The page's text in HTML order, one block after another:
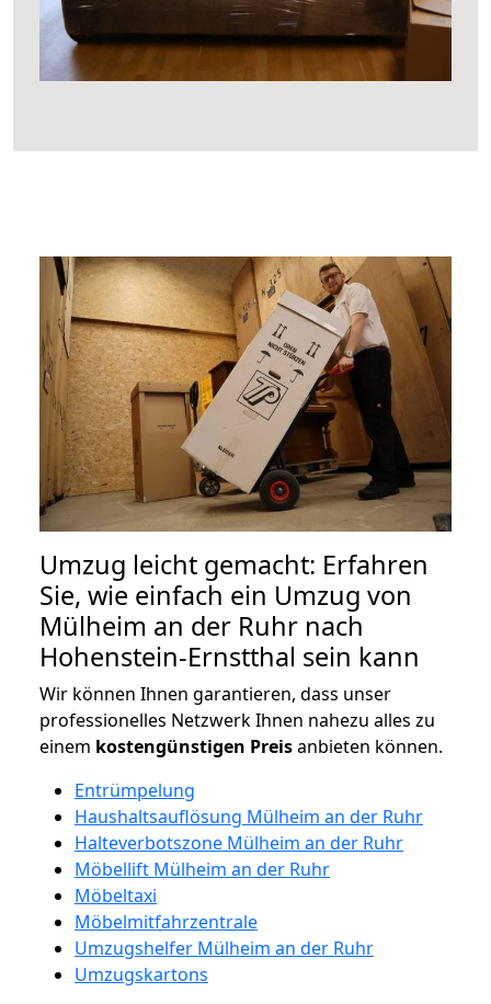
Umzug leicht gemacht: Erfahren
Sie, wie einfach ein Umzug von
Mülheim an der Ruhr nach
Hohenstein-Ernstthal sein kann
Wir können Ihnen garantieren, dass unser
professionelles Netzwerk Ihnen nahezu alles zu
einem kostengünstigen Preisanbieten können.
Entrümpelung
Haushaltsauflösung Mülheim an der Ruhr
Halteverbotszone Mülheim an der Ruhr
Möbellift Mülheim an der Ruhr
Möbeltaxi
Möbelmitfahrzentrale
Umzugshelfer Mülheim an der Ruhr
Umzugskartons